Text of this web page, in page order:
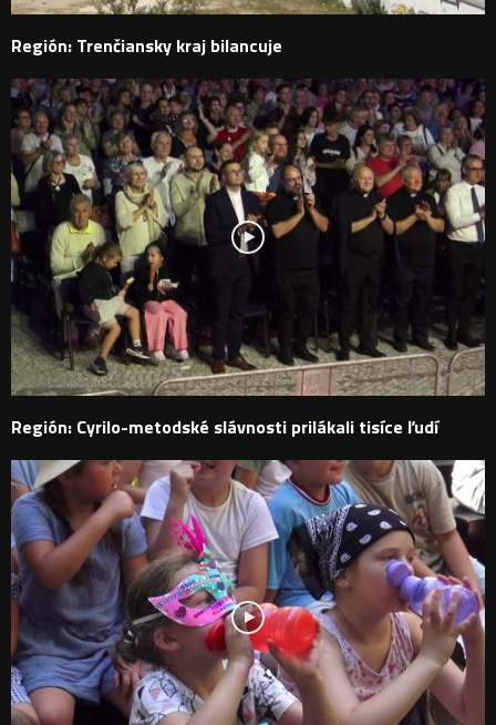
Región: Trenčiansky kraj bilancuje
Región: Cyrilo-metodské slávnosti prilákali tisíce ľudí